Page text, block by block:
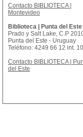
Contacto BIBLIOTECA |
Montevideo
Biblioteca | Punta del Este
Prado y Salt Lake, C.P
Punta del Este - Uruguay
Teléfono: 4249 66 12 int.
Contacto BIBLIOTECA |
del Este